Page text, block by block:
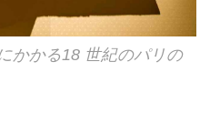
かかる18 世紀のパリの